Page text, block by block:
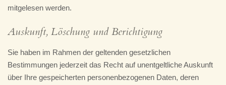
mitgelesen werden.
Auskunft, Löschung und Berichtigung
Sie haben im Rahmen der geltenden gesetzlichen
Bestimmungen jederzeit das Recht auf unentgeltliche Auskunft
über Ihre gespeicherten personenbezogenen Daten, deren